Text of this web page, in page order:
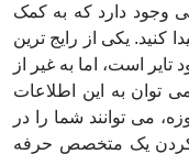
وجود دارد که به کمک
کنید. یکی از رایج ترین
است، اما به غیر از
توان به این اطلاعات
می توانند شما را در
کردن یک متخصص حرفه